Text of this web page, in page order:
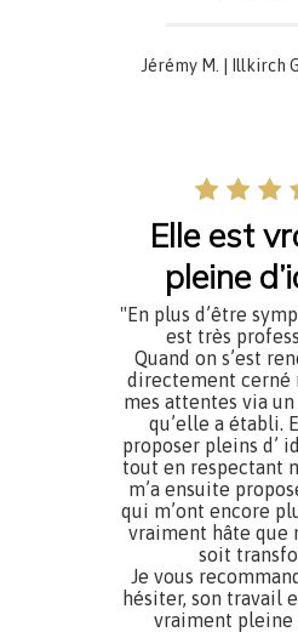
Jérémy M. | Illkirch
Elle est
pleine
"En plus d’être
est très
Quand on s’est
directement cerné
mes attentes via
qu’elle a établi.
proposer pleins d’
tout en respectant
m’a ensuite
qui m’ont encore
vraiment hâte que
soit
Je vous
hésiter, son travail
vraiment pleine